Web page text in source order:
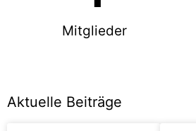
Mitglieder
Aktuelle Beiträge